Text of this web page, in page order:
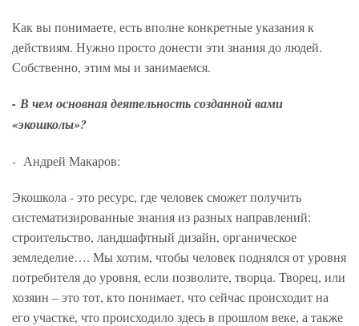
Как вы понимаете, есть вполне конкретные указания к
действиям. Нужно просто донести эти знания до людей.
Собственно, этим мы и занимаемся.
- В чем основная деятельность созданной вами
«экошколы»?
- Андрей Макаров:
Экошкола - это ресурс, где человек сможет получить
систематизированные знания из разных направлений:
строительство, ландшафтный дизайн, органическое
земледелие…. Мы хотим, чтобы человек поднялся от уровня
потребителя до уровня, если позволите, творца. Творец, или
хозяин – это тот, кто понимает, что сейчас происходит на
его участке, что происходило здесь в прошлом веке, а также